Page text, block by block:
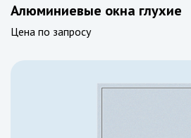
Алюминиевые окна глухие
Цена по запросу